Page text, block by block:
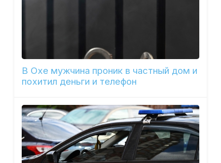
В Охе мужчина проник в частный дом и
похитил деньги и телефон